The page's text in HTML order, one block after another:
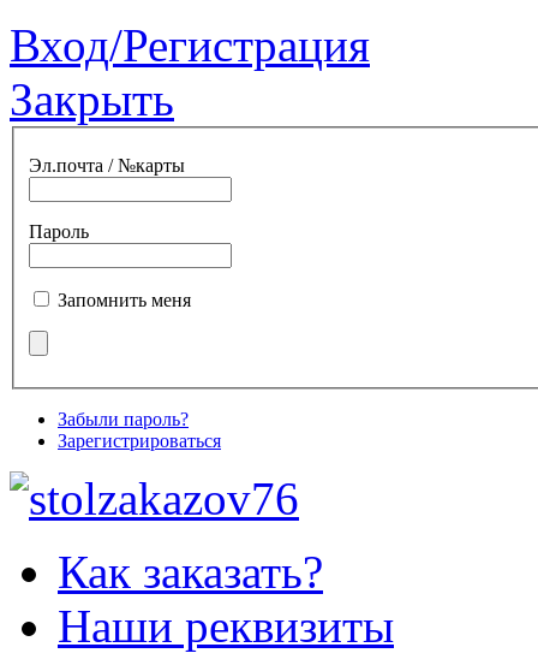
Вход/Регистрация
Закрыть
Эл.почта / №карты
Пароль
Запомнить меня
Забыли пароль?
Зарегистрироваться
Как заказать?
Наши реквизиты